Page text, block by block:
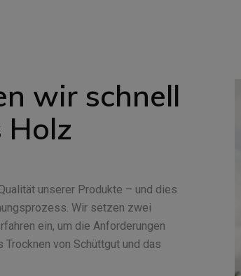
wir schnell
Holz
unserer Produkte – und dies
Wir setzen zwei
ein, um die Anforderungen
von Schüttgut und das